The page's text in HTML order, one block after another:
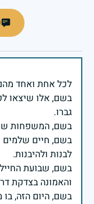
בשם, אלו שיצאו
בשם, חיים שלמים
בשם, שבועת
בשם, היום הזה,